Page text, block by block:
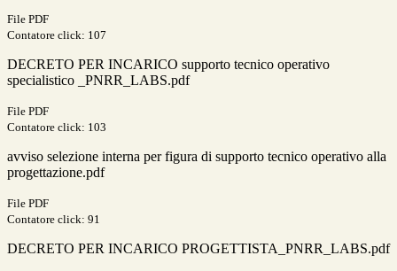
File PDF
Contatore click: 107
DECRETO PER INCARICO supporto tecnico operativo
specialistico _PNRR_LABS.pdf
File PDF
Contatore click: 103
avviso selezione interna per figura di supporto tecnico operativo alla
progettazione.pdf
File PDF
Contatore click: 91
DECRETO PER INCARICO PROGETTISTA_PNRR_LABS.pdf